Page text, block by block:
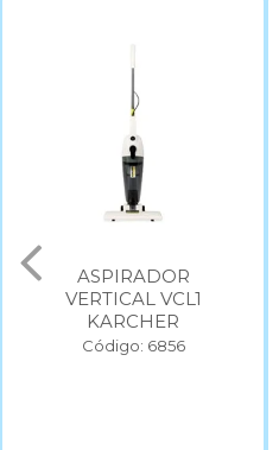
ASPIRADOR
VERTICAL VCL1
KARCHER
Código: 6856